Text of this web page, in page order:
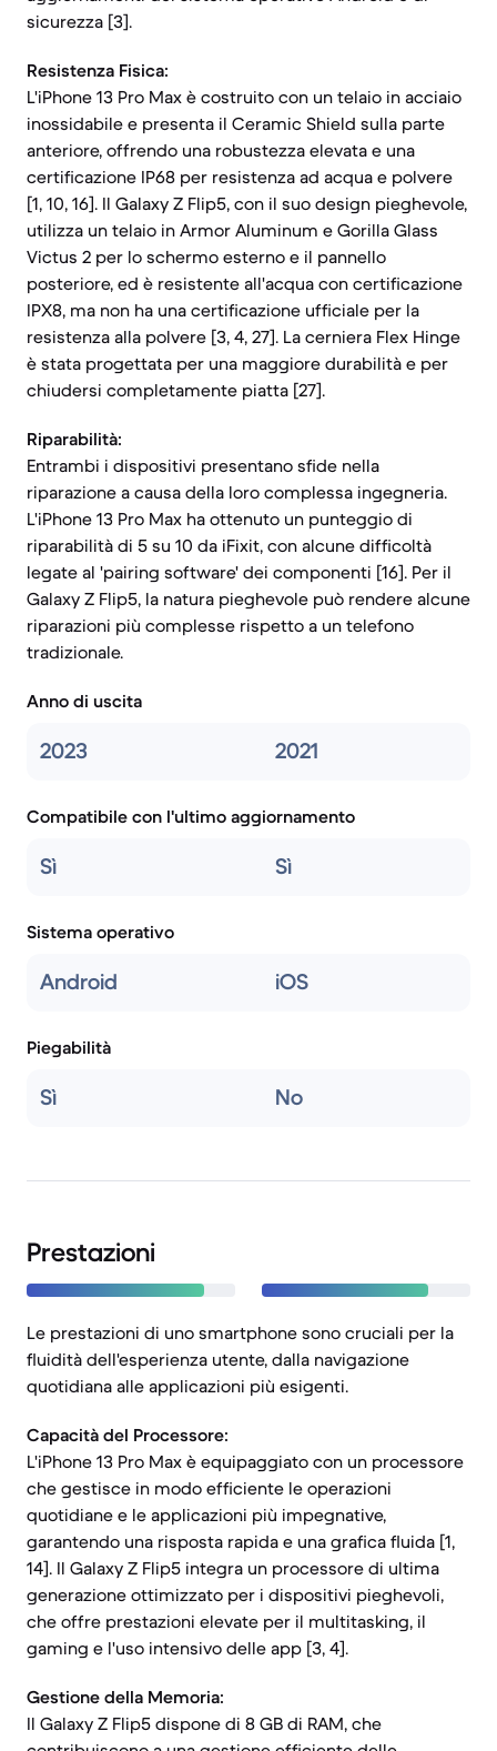
sicurezza [3].
Resistenza Fisica:
L'iPhone 13 Pro Max è costruito con un telaio in acciaio
inossidabile e presenta il Ceramic Shield sulla parte
anteriore, offrendo una robustezza elevata e una
certificazione IP68 per resistenza ad acqua e polvere
[1, 10, 16]. Il Galaxy Z Flip5, con il suo design pieghevole,
utilizza un telaio in Armor Aluminum e Gorilla Glass
Victus 2 per lo schermo esterno e il pannello
posteriore, ed è resistente all'acqua con certificazione
IPX8, ma non ha una certificazione ufficiale per la
resistenza alla polvere [3, 4, 27]. La cerniera Flex Hinge
è stata progettata per una maggiore durabilità e per
chiudersi completamente piatta [27].
Riparabilità:
Entrambi i dispositivi presentano sfide nella
riparazione a causa della loro complessa ingegneria.
L'iPhone 13 Pro Max ha ottenuto un punteggio di
riparabilità di 5 su 10 da iFixit, con alcune difficoltà
legate al 'pairing software' dei componenti [16]. Per il
Galaxy Z Flip5, la natura pieghevole può rendere alcune
riparazioni più complesse rispetto a un telefono
tradizionale.
Anno di uscita
2023 2021
Compatibile con l'ultimo aggiornamento
Sì Sì
Sistema operativo
Android iOS
Piegabilità
Sì No
Prestazioni
Le prestazioni di uno smartphone sono cruciali per la
fluidità dell'esperienza utente, dalla navigazione
quotidiana alle applicazioni più esigenti.
Capacità del Processore:
L'iPhone 13 Pro Max è equipaggiato con un processore
che gestisce in modo efficiente le operazioni
quotidiane e le applicazioni più impegnative,
garantendo una risposta rapida e una grafica fluida [1,
14]. Il Galaxy Z Flip5 integra un processore di ultima
generazione ottimizzato per i dispositivi pieghevoli,
che offre prestazioni elevate per il multitasking, il
gaming e l'uso intensivo delle app [3, 4].
Gestione della Memoria:
Il Galaxy Z Flip5 dispone di 8 GB di RAM, che